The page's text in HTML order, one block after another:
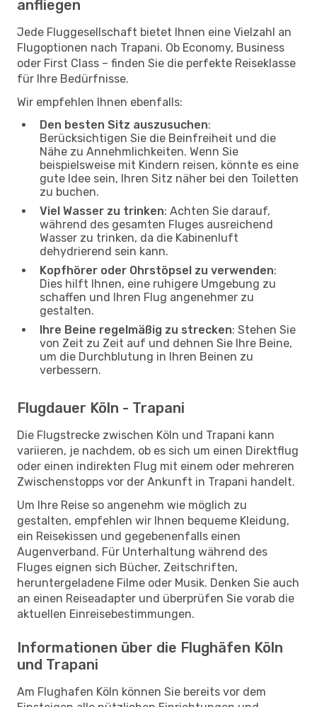
anfliegen
Jede Fluggesellschaft bietet Ihnen eine Vielzahl an
Flugoptionen nach Trapani. Ob Economy, Business
oder First Class – finden Sie die perfekte Reiseklasse
für Ihre Bedürfnisse.
Wir empfehlen Ihnen ebenfalls:
Den besten Sitz auszusuchen:
Berücksichtigen Sie die Beinfreiheit und die
Nähe zu Annehmlichkeiten. Wenn Sie
beispielsweise mit Kindern reisen, könnte es eine
gute Idee sein, Ihren Sitz näher bei den Toiletten
zu buchen.
Viel Wasser zu trinken: Achten Sie darauf,
während des gesamten Fluges ausreichend
Wasser zu trinken, da die Kabinenluft
dehydrierend sein kann.
Kopfhörer oder Ohrstöpsel zu verwenden:
Dies hilft Ihnen, eine ruhigere Umgebung zu
schaffen und Ihren Flug angenehmer zu
gestalten.
Ihre Beine regelmäßig zu strecken: Stehen Sie
von Zeit zu Zeit auf und dehnen Sie Ihre Beine,
um die Durchblutung in Ihren Beinen zu
verbessern.
Flugdauer Köln - Trapani
Die Flugstrecke zwischen Köln und Trapani kann
variieren, je nachdem, ob es sich um einen Direktflug
oder einen indirekten Flug mit einem oder mehreren
Zwischenstopps vor der Ankunft in Trapani handelt.
Um Ihre Reise so angenehm wie möglich zu
gestalten, empfehlen wir Ihnen bequeme Kleidung,
ein Reisekissen und gegebenenfalls einen
Augenverband. Für Unterhaltung während des
Fluges eignen sich Bücher, Zeitschriften,
heruntergeladene Filme oder Musik. Denken Sie auch
an einen Reiseadapter und überprüfen Sie vorab die
aktuellen Einreisebestimmungen.
Informationen über die Flughäfen Köln
und Trapani
Am Flughafen Köln können Sie bereits vor dem